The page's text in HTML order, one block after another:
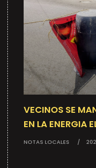
VECINOS SE
EN LA ENERGIA
NOTAS LOCALES